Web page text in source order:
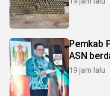
Pemkab
ASN
19 jam lalu